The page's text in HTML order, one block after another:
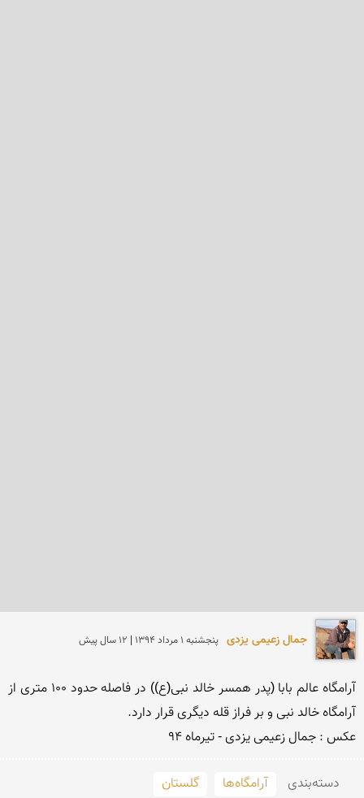
جمال زعیمی یزدی پنجشنبه 1 مرداد 1394 | 12 سال پیش
عکس : جمال زعیمی یزدی - تیرماه 94
دسته‌بندی آرامگاه‌ها گلستان